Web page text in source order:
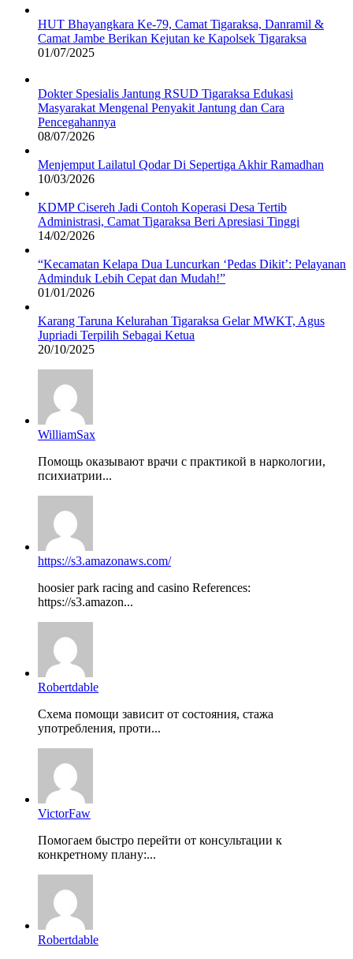
HUT Bhayangkara Ke-79, Camat Tigaraksa, Danramil &
Camat Jambe Berikan Kejutan ke Kapolsek Tigaraksa
01/07/2025
Dokter Spesialis Jantung RSUD Tigaraksa Edukasi
Masyarakat Mengenal Penyakit Jantung dan Cara
Pencegahannya
08/07/2026
Menjemput Lailatul Qodar Di Sepertiga Akhir Ramadhan
10/03/2026
KDMP Cisereh Jadi Contoh Koperasi Desa Tertib
Administrasi, Camat Tigaraksa Beri Apresiasi Tinggi
14/02/2026
“Kecamatan Kelapa Dua Luncurkan ‘Pedas Dikit’: Pelayanan
Adminduk Lebih Cepat dan Mudah!”
01/01/2026
Karang Taruna Kelurahan Tigaraksa Gelar MWKT, Agus
Jupriadi Terpilih Sebagai Ketua
20/10/2025
WilliamSax
Помощь оказывают врачи с практикой в наркологии,
психиатрии...
https://s3.amazonaws.com/
hoosier park racing and casino References:
https://s3.amazon...
Robertdable
Схема помощи зависит от состояния, стажа
употребления, проти...
VictorFaw
Помогаем быстро перейти от консультации к
конкретному плану:...
Robertdable